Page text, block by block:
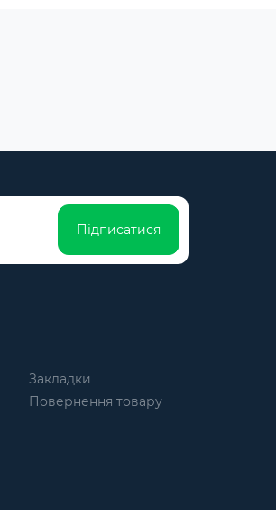
Підписатися
Закладки
Повернення товару